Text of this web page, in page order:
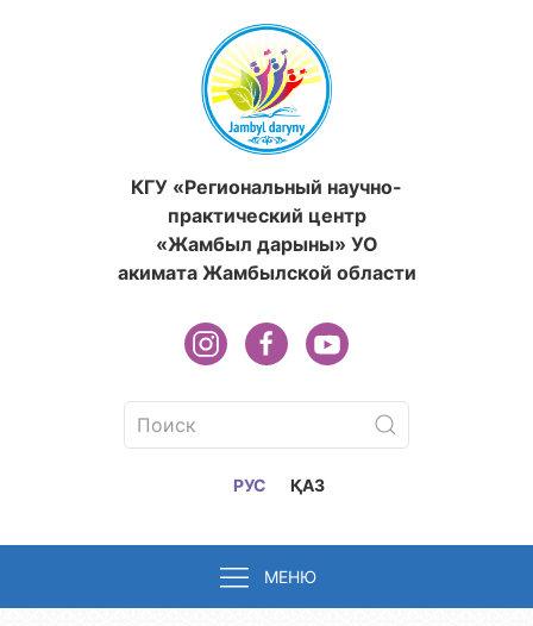
КГУ «Региональный научно-
практический центр
«Жамбыл дарыны» УО
акимата Жамбылской области
РУС ҚАЗ
МЕНЮ